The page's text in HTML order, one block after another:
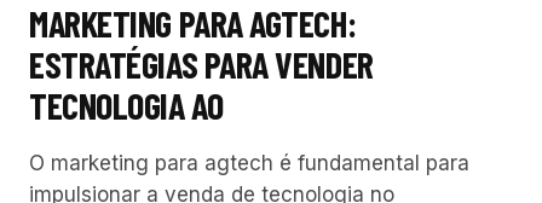
MARKETING PARA AGTECH:
ESTRATÉGIAS PARA VENDER
TECNOLOGIA AO
O marketing para agtech é fundamental para
impulsionar a venda de tecnologia no